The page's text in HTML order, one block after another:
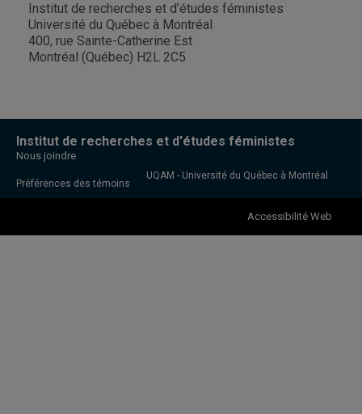
Institut de recherches et d’études féministes
Université du Québec à Montréal
400, rue Sainte-Catherine Est
Montréal (Québec) H2L 2C5
Institut de recherches et d'études féministes
Nous joindre
Préférences des témoins
UQAM - Université du Québec à Montréal
Accessibilité Web